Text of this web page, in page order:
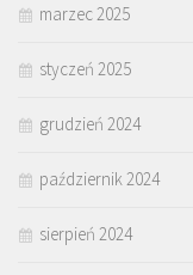
marzec 2025
styczeń 2025
grudzień 2024
październik 2024
sierpień 2024